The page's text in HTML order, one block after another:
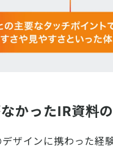
かったIR資料
ザインに携わった経